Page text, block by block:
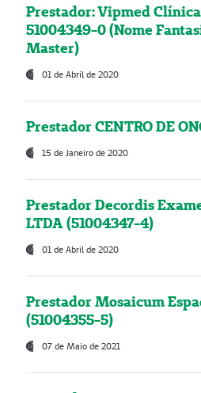
Prestador: Vipmed
51004349-0 (Nome
Master)
01 de Abril de 2020
Prestador CENTRO DE
15 de Janeiro de 2020
Prestador Decordis
LTDA (51004347-4)
01 de Abril de 2020
Prestador Mosaicum
(51004355-5)
07 de Maio de 2021